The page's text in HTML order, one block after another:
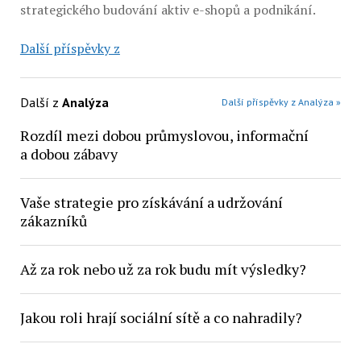
strategického budování aktiv e-shopů a podnikání.
Další příspěvky z
Další z Analýza Další příspěvky z Analýza »
Rozdíl mezi dobou průmyslovou, informační
a dobou zábavy
Vaše strategie pro získávání a udržování
zákazníků
Až za rok nebo už za rok budu mít výsledky?
Jakou roli hrají sociální sítě a co nahradily?